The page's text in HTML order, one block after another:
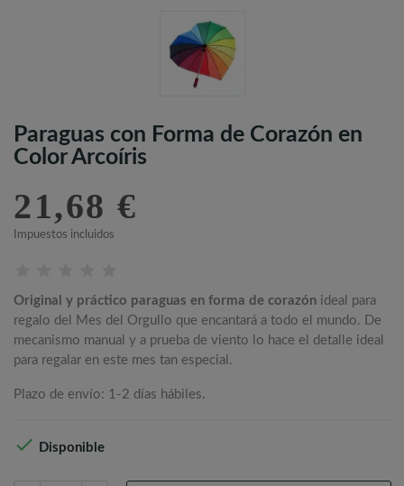
Paraguas con Forma de Corazón en
Color Arcoíris
21,68 €
Impuestos incluidos
Original y práctico paraguas en forma de corazón ideal para
regalo del Mes del Orgullo que encantará a todo el mundo. De
mecanismo manual y a prueba de viento lo hace el detalle ideal
para regalar en este mes tan especial.
Plazo de envío: 1-2 días hábiles.
 Disponible